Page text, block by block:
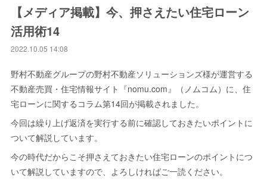
【メディア掲載】今、押さえたい住宅ローン
活用術14
2022.10.05 14:08
野村不動産グループの野村不動産ソリューションズ様が運営する
不動産売買・住宅情報サイト『nomu.com』（ノムコム）に、住
宅ローンに関するコラム第14回が掲載されました。
今回は繰り上げ返済を実行する前に確認しておきたいポイントに
ついて解説しています。
今の時代だからこそ押さえておきたい住宅ローンのポイントにつ
いて解説していますので、よろしければご一読ください。